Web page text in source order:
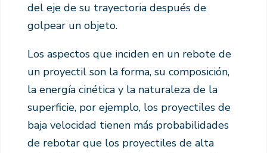
del eje de su trayectoria después de
golpear un objeto.
Los aspectos que inciden en un rebote de
un proyectil son la forma, su composición,
la energía cinética y la naturaleza de la
superficie, por ejemplo, los proyectiles de
baja velocidad tienen más probabilidades
de rebotar que los proyectiles de alta